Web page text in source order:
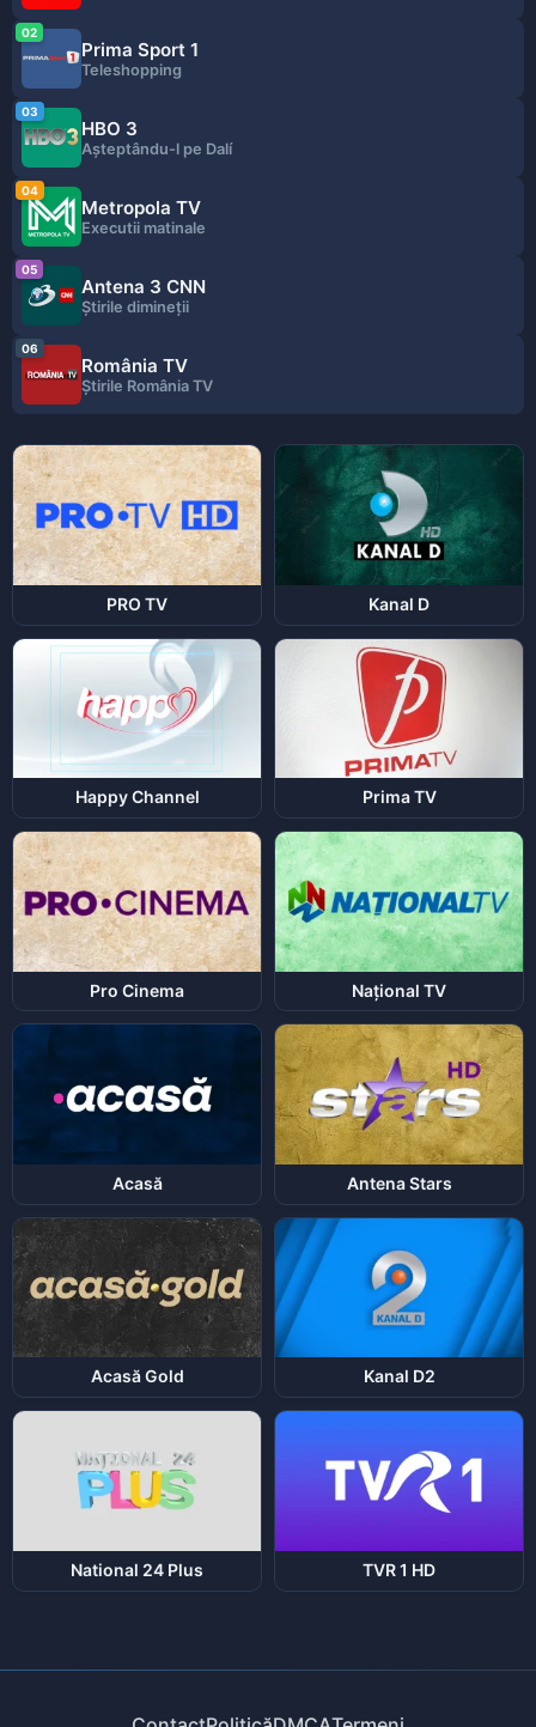
02
Prima Sport 1
Teleshopping
03
HBO 3
Așteptându-l pe Dalí
04
Metropola TV
Executii matinale
05
Antena 3 CNN
Știrile dimineții
06
România TV
Ştirile România TV
PRO TV Kanal D
Happy Channel Prima TV
Pro Cinema Național TV
Acasă Antena Stars
Acasă Gold Kanal D2
National 24 Plus TVR 1 HD